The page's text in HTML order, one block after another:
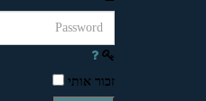
זכור אותי